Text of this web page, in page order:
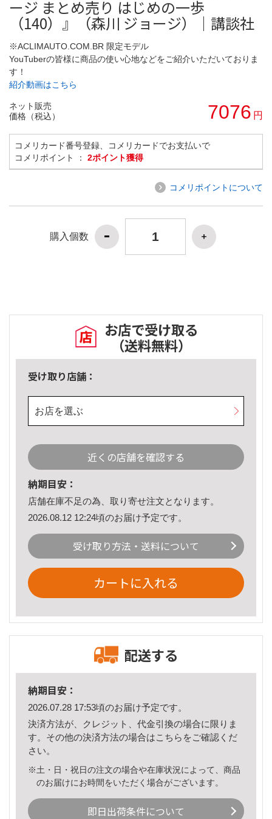
ージ まとめ売り はじめの一歩
（140）』（森川 ジョージ）｜講談社
※ACLIMAUTO.COM.BR 限定モデル
YouTuberの皆様に商品の使い心地などをご紹介いただいておりま
す！
紹介動画はこちら
ネット販売
価格（税込）
7076 円
コメリカード番号登録、コメリカードでお支払いで
コメリポイント ： 2ポイント獲得
コメリポイントについて
購入個数
お店で受け取る
（送料無料）
受け取り店舗：
お店を選ぶ
近くの店舗を確認する
納期目安：
店舗在庫不足の為、取り寄せ注文となります。
2026.08.12 12:24頃のお届け予定です。
受け取り方法・送料について
カートに入れる
配送する
納期目安：
2026.07.28 17:53頃のお届け予定です。
決済方法が、クレジット、代金引換の場合に限りま
す。その他の決済方法の場合はこちら をご確認くだ
さい。
※土・日・祝日の注文の場合や在庫状況によって、商品
のお届けにお時間をいただく場合がございます。
即日出荷条件について